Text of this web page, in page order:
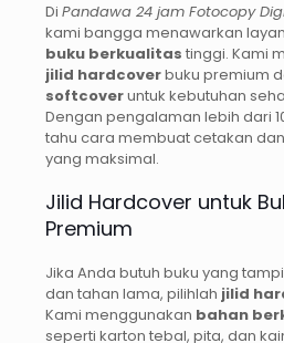
Di Pandawa 24 jam Fotocopy
kami bangga menawarkan
buku berkualitas tinggi. Kami
jilid hardcoverbuku premium
softcoveruntuk kebutuhan
Dengan pengalaman lebih dari
tahu cara membuat cetakan
yang maksimal.
Jilid Hardcover untuk
Premium
Jika Anda butuh buku yang
dan tahan lama, pilihlah jilid
Kami menggunakan bahan
seperti karton tebal, pita, dan